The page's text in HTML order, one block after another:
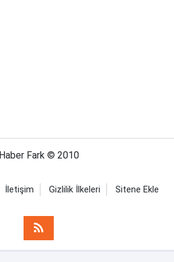
Haber Fark © 2010
İletişim Gizlilik İlkeleri Sitene Ekle